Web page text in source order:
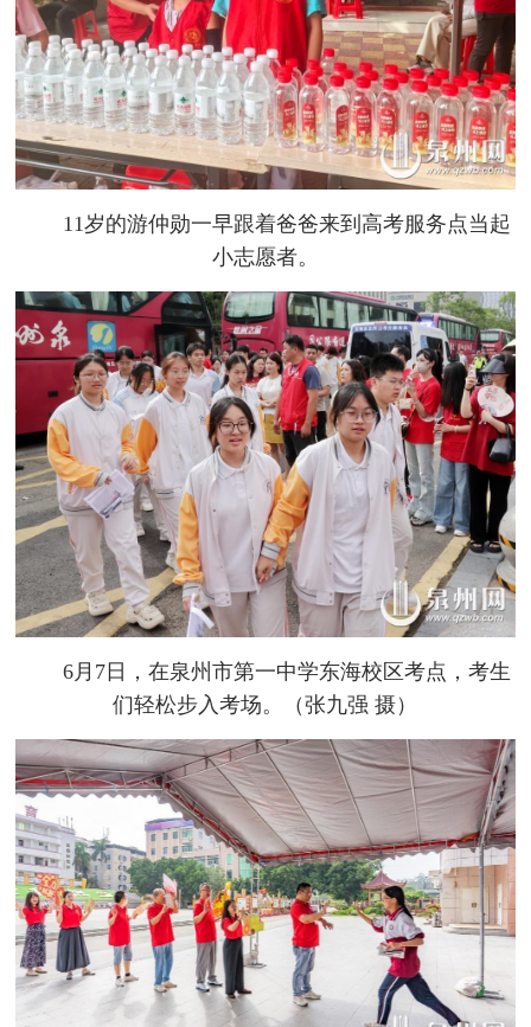
11岁的游仲勋一早跟着爸爸来到高考服务点当起
小志愿者。
6月7日，在泉州市第一中学东海校区考点，考生
们轻松步入考场。（张九强 摄）